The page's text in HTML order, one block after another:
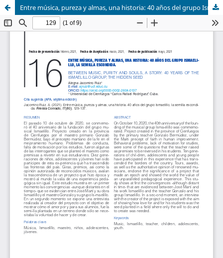
Entre música, pureza y almas, una historia: 40 años del grupo Ismaelillo, la semilla escondida